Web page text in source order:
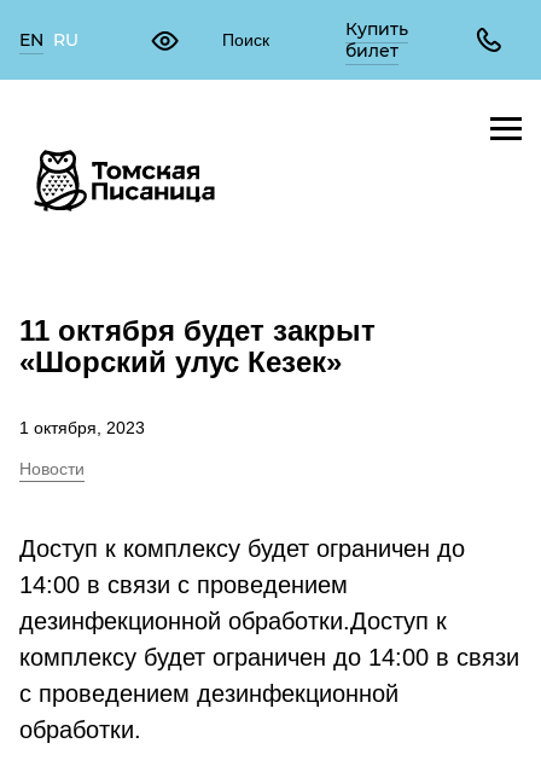
EN RU
Купить
билет
11 октября будет закрыт
«Шорский улус Кезек»
1 октября, 2023
Новости
Доступ к комплексу будет ограничен до
14:00 в связи с проведением
дезинфекционной обработки.Доступ к
комплексу будет ограничен до 14:00 в связи
с проведением дезинфекционной
обработки.